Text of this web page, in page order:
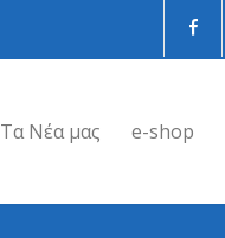
Τα Νέα μας e-shop